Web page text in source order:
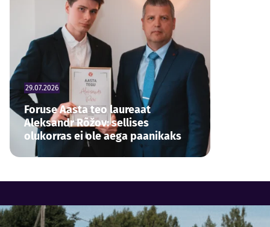
29.07.2026
Foruse Aasta teo laureaat
Aleksandr Rõžov: sellises
olukorras ei ole aega paanikaks